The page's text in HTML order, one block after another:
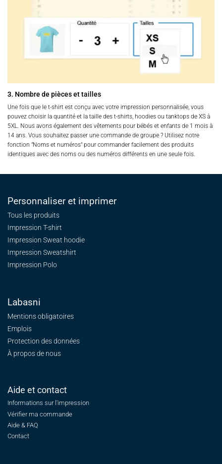
3. Nombre de pièces et tailles
Une fois que le t-shirt est conçu avec votre impression personnalisée, vous
pouvez choisir la quantité et la taille des t-shirts, hoodies ou tanktops de XS à
5XL. Nous avons également des vêtements pour bébés et enfants de 1 mois à
14 ans. Vous souhaitez passer une commande de groupe ? Utilisez notre
fonction "Noms et numéros" pour commander facilement des produits
identiques avec des noms ou des numéros différents en une seule fois.
Personnaliser et imprimer
Tous les produits
Impression T-shirt
Impression Sweat hoodie
Impression Sweatshirt
Impression Polo
Labasni
Mentions obligatoires
Emplois
Protection des données
À propos de nous
Aide et contact
Informations sur l'impression
Vérifier ma commande
Aide & FAQ
Contact